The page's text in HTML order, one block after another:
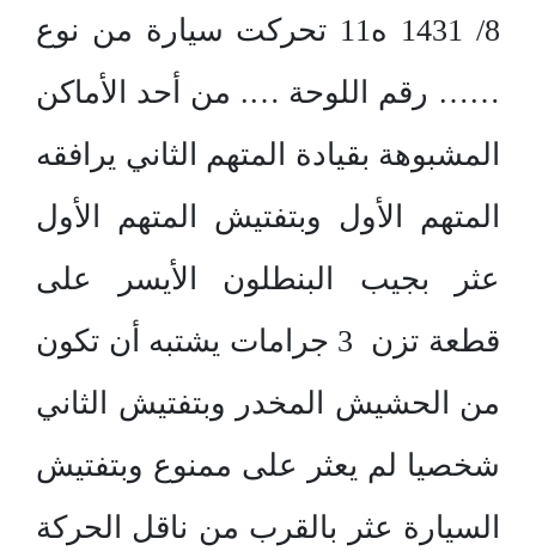
8/ 1431 ه11 تحركت سيارة من نوع
…… رقم اللوحة …. من أحد الأماكن
المشبوهة بقيادة المتهم الثاني يرافقه
المتهم الأول وبتفتيش المتهم الأول
عثر بجيب البنطلون الأيسر على
قطعة تزن 3 جرامات يشتبه أن تكون
من الحشيش المخدر وبتفتيش الثاني
شخصيا لم يعثر على ممنوع وبتفتيش
السيارة عثر بالقرب من ناقل الحركة